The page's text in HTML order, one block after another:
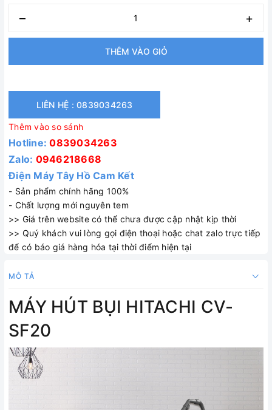
– +
THÊM VÀO GIỎ
LIÊN HỆ : 0839034263
Thêm vào so sánh
Hotline:0839034263
Zalo: 0946218668
Điện Máy Tây Hồ Cam Kết
- Sản phẩm chính hãng 100%
- Chất lượng mới nguyên tem
>> Giá trên website có thể chưa được cập nhật kịp thời
>> Quý khách vui lòng gọi điện thoại hoặc chat zalo trực tiếp
để có báo giá hàng hóa tại thời điểm hiện tại
MÔ TẢ
MÁY HÚT BỤI HITACHI CV-
SF20